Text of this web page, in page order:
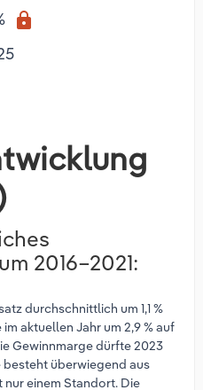
lock
2016–2021:
durchschnittlich um 1,1 %
aktuellen Jahr um 2,9 % auf
Gewinnmarge dürfte 2023
besteht überwiegend aus
nur einem Standort. Die